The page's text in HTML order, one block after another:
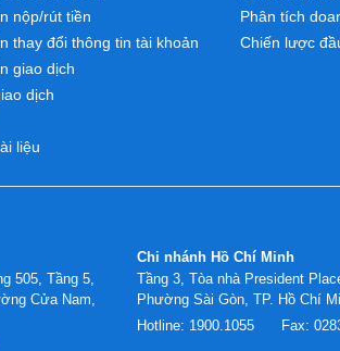
nộp/rút tiền
thay đổi thông tin tài khoản
giao dịch
dịch
liệu
Phân tích
Chiến lược
505, Tầng 5,
Cửa Nam,
Chi nhánh Hồ Chí Minh
Tầng 3, Tòa nhà President
Phường Sài Gòn, TP. Hồ Chí
Hotline: 1900.1055 Fax: